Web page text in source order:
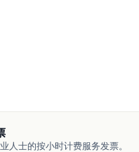
人士的按小时计费服务发票。